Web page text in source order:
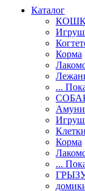
Каталог
Корма
...
Корма
...